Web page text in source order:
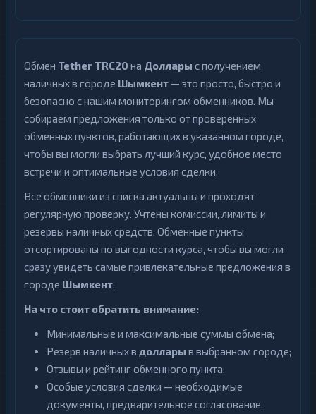
Обмен Tether TRC20 на Доллары с получением
наличных в городе Шымкент — это просто, быстро и
безопасно с нашим мониторингом обменников. Мы
собираем предложения только от проверенных
обменных пунктов, работающих в указанном городе,
чтобы вы могли выбрать лучший курс, удобное место
встречи и оптимальные условия сделки.
Все обменники из списка актуальны и проходят
регулярную проверку. Учтены комиссии, лимиты и
резервы наличных средств. Обменные пункты
отсортированы по выгодности курса, чтобы вы могли
сразу увидеть самые привлекательные предложения в
городе Шымкент.
На что стоит обратить внимание:
Минимальные и максимальные суммы обмена;
Резерв наличных в доллары в выбранном городе;
Отзывы и рейтинг обменного пункта;
Особые условия сделки — необходимые
документы, предварительное согласование,